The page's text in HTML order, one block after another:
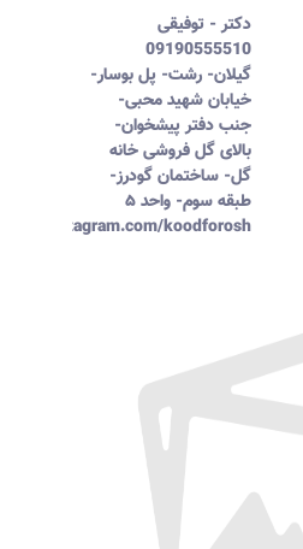
دکتر - توفیقی
09190555510
گیلان- رشت- پل بوسار-
خیابان شهید محبی-
جنب دفتر پیشخوان-
بالای گل فروشی خانه
گل- ساختمان گودرز-
طبقه سوم- واحد ۵
instagram.com/koodforosh